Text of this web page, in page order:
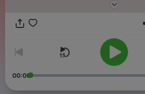
with the best discographic news and
00:00